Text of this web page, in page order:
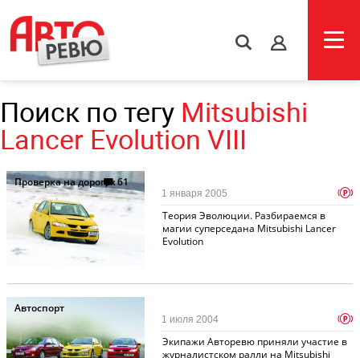
s
Поиск по тегу Mitsubishi
Lancer Evolution VIII
Проверка на дорогах61
Теория Эволюции. Разбираемся в
магии суперседана Mitsubishi Lancer
Evolution
1 января 2005 p
Автоспорт
Экипажи Авторевю приняли участие в
журналистском ралли на Mitsubishi
1 июля 2004 p